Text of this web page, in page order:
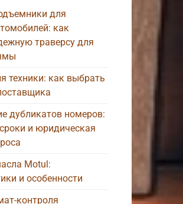
для
как
траверсу для
техники: как выбрать
дубликатов номеров:
и юридическая
Motul:
и особенности
контроля